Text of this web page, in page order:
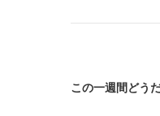
この一週間どう